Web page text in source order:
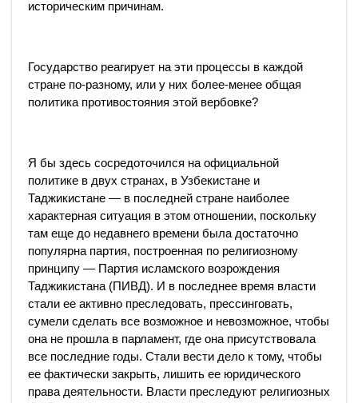
историческим причинам.
Государство реагирует на эти процессы в каждой
стране по-разному, или у них более-менее общая
политика противостояния этой вербовке?
Я бы здесь сосредоточился на официальной
политике в двух странах, в Узбекистане и
Таджикистане — в последней стране наиболее
характерная ситуация в этом отношении, поскольку
там еще до недавнего времени была достаточно
популярна партия, построенная по религиозному
принципу — Партия исламского возрождения
Таджикистана (ПИВД). И в последнее время власти
стали ее активно преследовать, прессинговать,
сумели сделать все возможное и невозможное, чтобы
она не прошла в парламент, где она присутствовала
все последние годы. Стали вести дело к тому, чтобы
ее фактически закрыть, лишить ее юридического
права деятельности. Власти преследуют религиозных